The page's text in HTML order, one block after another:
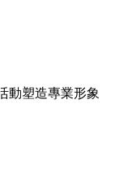
動塑造專業形象